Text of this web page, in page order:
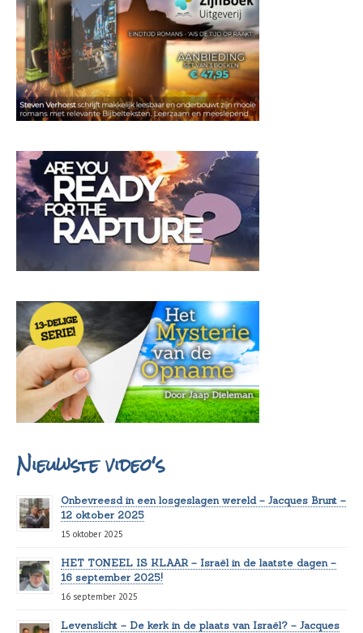
Nieuwste video's
Onbevreesd in een losgeslagen wereld – Jacques Brunt –
12 oktober 2025
15 oktober 2025
HET TONEEL IS KLAAR – Israël in de laatste dagen –
16 september 2025!
16 september 2025
Levenslicht – De kerk in de plaats van Israël? – Jacques